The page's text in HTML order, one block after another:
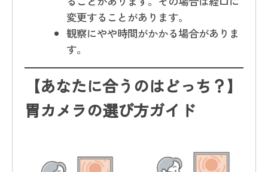
変更することがあります。
観察にやや時間がかかる場合がありま
す。
【あなたに合うのはどっち？】
胃カメラの選び方ガイド